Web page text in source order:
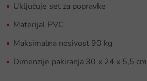
Uključuje set za popravke
Materijal PVC
Maksimalna nosivost 90 kg
Dimenzije pakiranja 30 x 24 x 5,5 cm